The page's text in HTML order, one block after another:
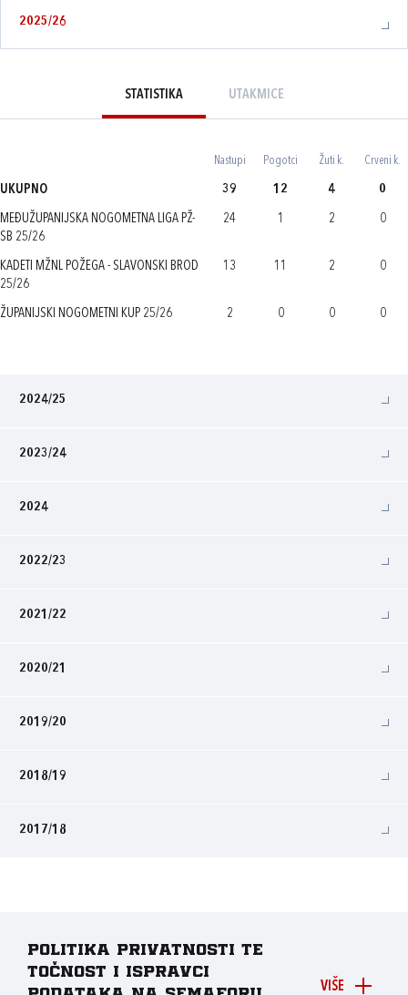
2025/26
STATISTIKA UTAKMICE
Nastupi Pogotci Žuti k. Crveni k.
UKUPNO 39 12 4 0
MEĐUŽUPANIJSKA NOGOMETNA LIGA PŽ-
SB 25/26
24 1 2 0
KADETI MŽNL POŽEGA - SLAVONSKI BROD
25/26
13 11 2 0
ŽUPANIJSKI NOGOMETNI KUP 25/26 2 0 0 0
2024/25
2023/24
2024
2022/23
2021/22
2020/21
2019/20
2018/19
2017/18
VIŠE
Politika privatnosti te
točnost i ispravci